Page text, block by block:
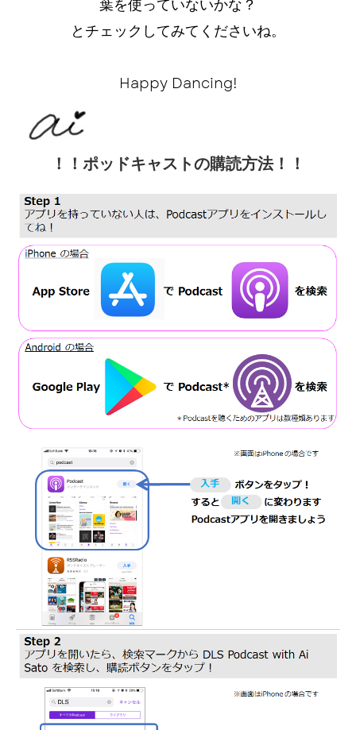
葉を使っていないかな？
とチェックしてみてくださいね。
Happy Dancing!
！！ポッドキャストの購読方法！！